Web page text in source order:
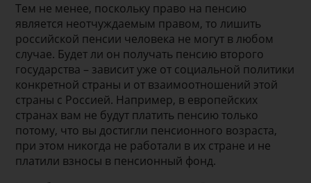
Тем не менее, поскольку право на пенсию
является неотчуждаемым правом, то лишить
российской пенсии человека не могут в любом
случае. Будет ли он получать пенсию второго
государства – зависит уже от социальной политики
конкретной страны и от взаимоотношений этой
страны с Россией. Например, в европейских
странах вам не будут платить пенсию только
потому, что вы достигли пенсионного возраста,
при этом никогда не работали в их стране и не
платили взносы в пенсионный фонд.